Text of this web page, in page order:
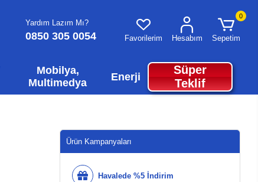
Yardım Lazım Mı?
0850 305 0054 Favorilerim Hesabım
0
Sepetim
Mobilya,
Multimedya
Enerji
Süper
Teklif
Ürün Kampanyaları
Havalede %5 İndirim